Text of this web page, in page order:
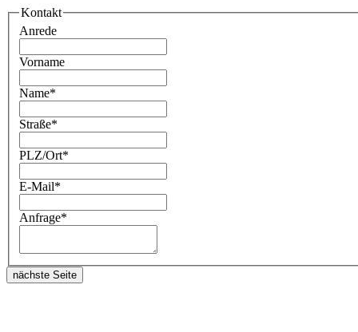
Kontakt
Anrede
Vorname
Name*
Straße*
PLZ/Ort*
E-Mail*
Anfrage*
nächste Seite